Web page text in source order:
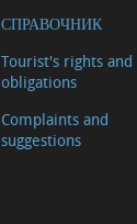
СПРАВОЧНИК
Tourist's rights and
obligations
Complaints and
suggestions